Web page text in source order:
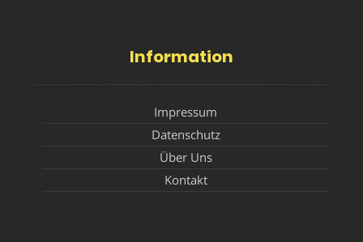
Information
Impressum
Datenschutz
Über Uns
Kontakt